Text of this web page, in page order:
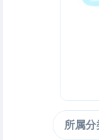
所属分